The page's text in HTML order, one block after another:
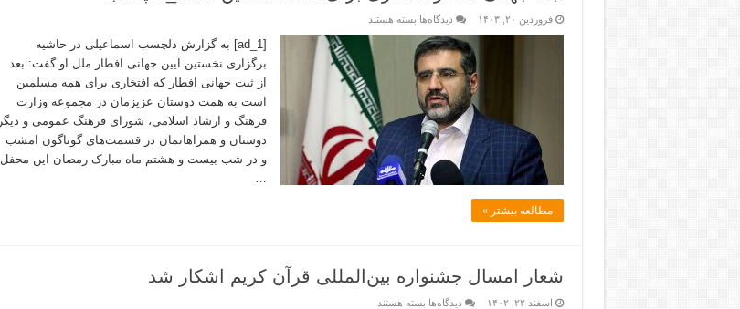
فروردین ۲۰, ۱۴۰۳ دیدگاه‌ها بسته هستند
[ad_1] به گزارش دلچسب اسماعیلی در حاشیه
برگزاری نخستین آیین جهانی افطار ملل او گفت: بعد
از ثبت جهانی افطار که افتخاری برای همه مسلمین
است به همت دوستان عزیزمان در مجموعه وزارت
فرهنگ و ارشاد اسلامی، شورای فرهنگ عمومی و دیگر
دوستان و همراهانمان در قسمت‌های گوناگون امشب
و در شب بیست و هشتم ماه مبارک رمضان این محفل
…
مطالعه بیشتر »
شعار امسال جشنواره بین‌المللی قرآن کریم اشکار شد
اسفند ۲۲, ۱۴۰۲ دیدگاه‌ها بسته هستند